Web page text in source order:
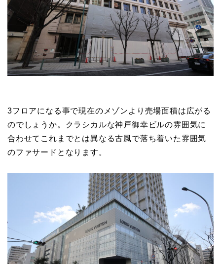
3フロアになる事で現在のメゾンより売場面積は広がる
のでしょうか。クラシカルな神戸御幸ビルの雰囲気に
合わせてこれまでとは異なる古風で落ち着いた雰囲気
のファサードとなります。